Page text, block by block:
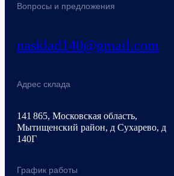
Вопросы и предложения
nasklad140@gmail.com
Адрес склада
141 865, Московская область,
Мытищенский район, д Сухарево, д
140Г
График работы